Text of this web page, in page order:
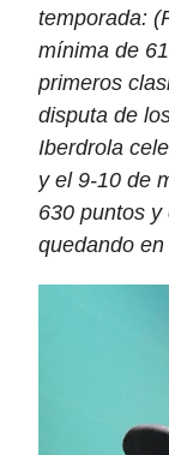
temporada:
mínima de
primeros
disputa de
Iberdrola
y el 9-10 de
630 puntos y
quedando